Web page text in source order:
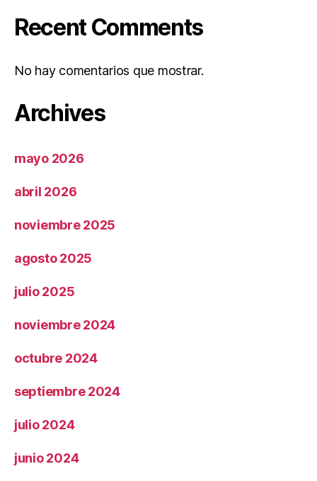
Recent Comments
No hay comentarios que mostrar.
Archives
mayo 2026
abril 2026
noviembre 2025
agosto 2025
julio 2025
noviembre 2024
octubre 2024
septiembre 2024
julio 2024
junio 2024